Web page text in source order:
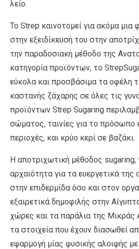
λείο.
Το Strep καινοτομεί για ακόμα μια
στην εξειδίκευσή του στην
την παραδοσιακή μέθοδο της
κατηγορία προϊόντων, το
εύκολα και προσβάσιμα τα οφέλη
καστανής ζάχαρης σε όλες τις
προϊόντων Strep Sugaring
σώματος, ταινίες για το πρόσωπο
περιοχές, και κρύο κερί σε βαζάκι.
Η αποτριχωτική μέθοδος
αρχαιότητα για τα ευεργετικά
στην επιδερμίδα όσο και στον
εξαιρετικά δημοφιλής στην
χώρες και τα παράλια της Μικράς
τα στοιχεία που έχουν διασωθεί
εφαρμογή μίας φυσικής αλοιφής